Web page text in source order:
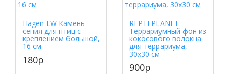
Hagen LW Камень
сепия для птиц с
креплением большой,
16 см
180p
REPTI PLANET
Террариумный фон из
кокосового волокна
для террариума,
30х30 см
900p